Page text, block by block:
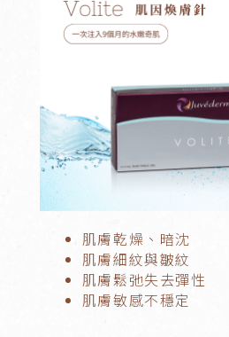
肌膚乾燥、暗沈
肌膚細紋與皺紋
肌膚鬆弛失去彈性
肌膚敏感不穩定